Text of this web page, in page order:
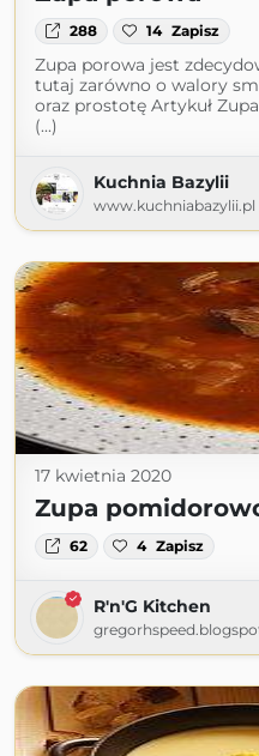
288 14 Zapisz
Zupa porowa jest
tutaj zarówno o walory
oraz prostotę Artykuł
(...)
Kuchnia Bazylii
www.kuchniabazylii.pl
17 kwietnia 2020
Zupa
62 4 Zapisz
R'n'G Kitchen